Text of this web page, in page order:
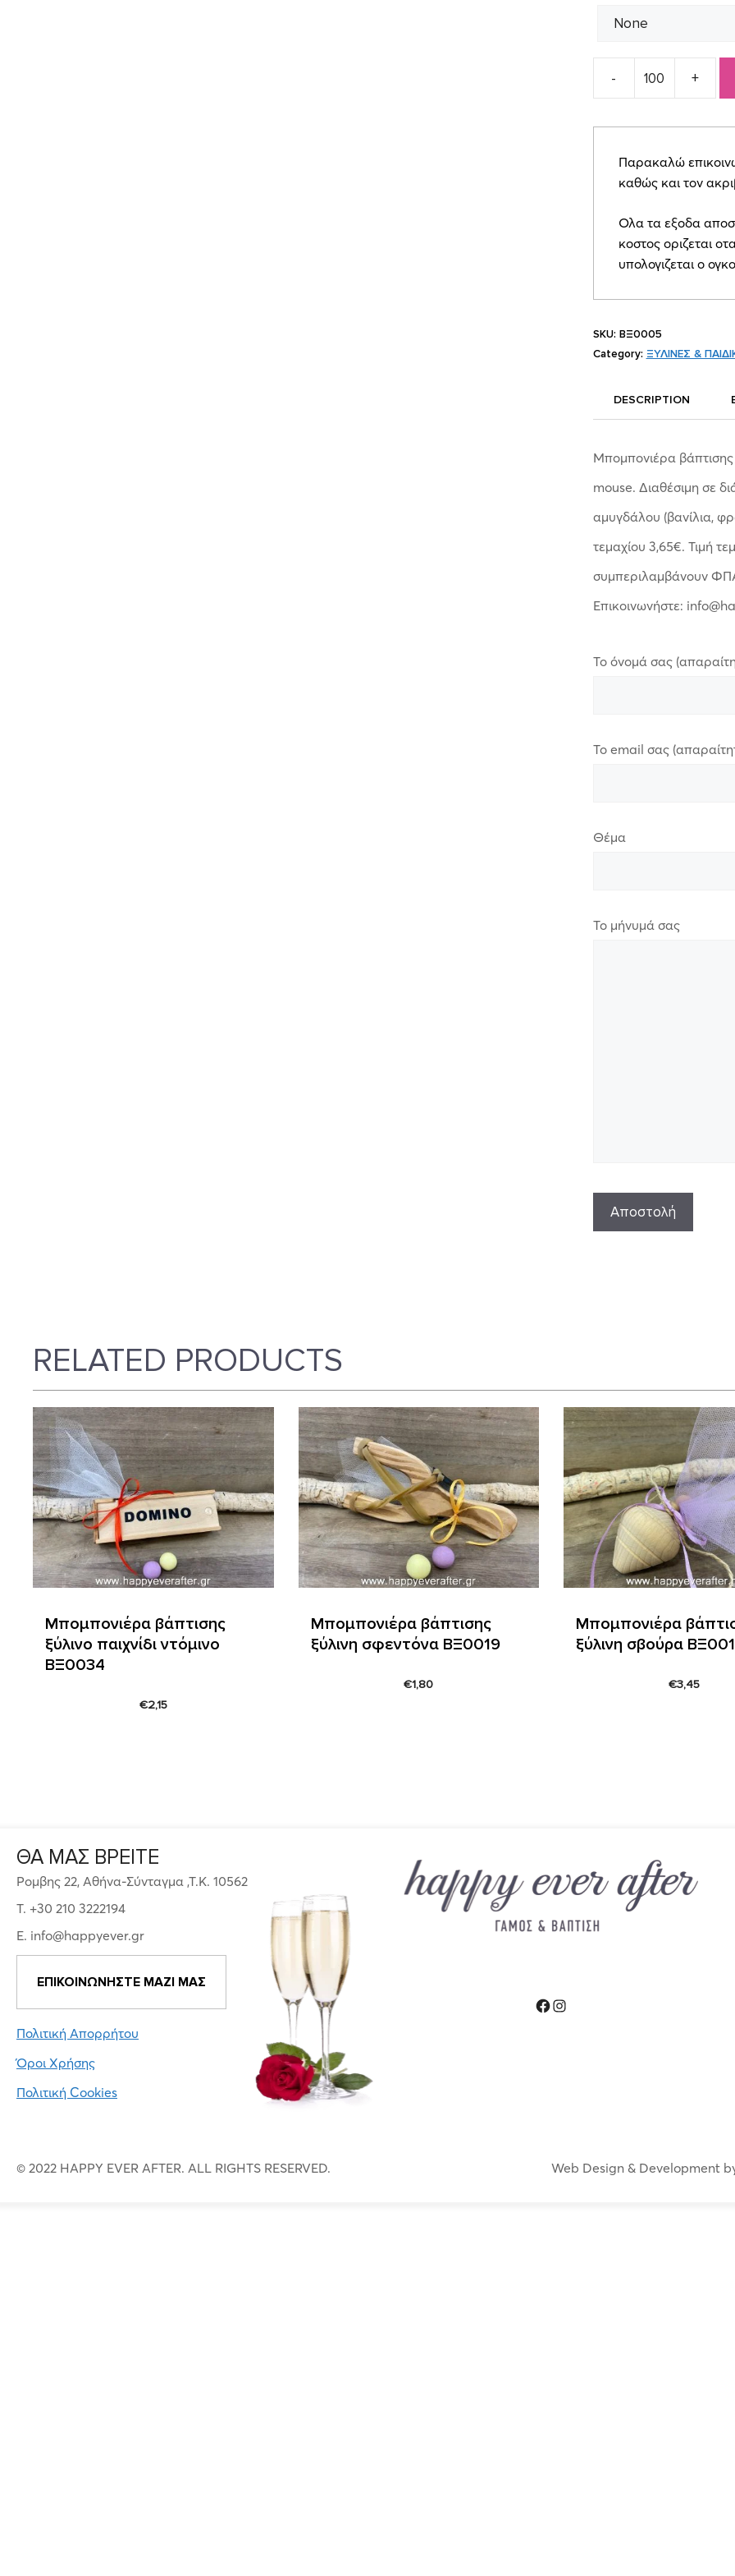
Μπομπονιέρα
ξύλινο
disney
ΒΞ0002
Παρακαλώ
καθώς και τον
Ολα τα εξοδα
κοστος οριζεται
υπολογιζεται ο
SKU: ΒΞ0005
Category: ΞΥΛΙΝΕΣ &
DESCRIPTION
Μπομπονιέρα
mouse. Διαθέσιμη σε
αμυγδάλου (βανίλια,
τεμαχίου 3,65€. Τιμή
συμπεριλαμβάνουν
Επικοινωνήστε:
Το όνομά σας
Το email σας
Θέμα
Το μήνυμά σας
RELATED PRODUCTS
Μπομπονιέρα βάπτισης
ξύλινο παιχνίδι ντόμινο
ΒΞ0034
€2,15
Μπομπονιέρα βάπτισης
ξύλινη σφεντόνα ΒΞ0019
€1,80
Μπομπονιέρα
ξύλινη σβούρα
€3,45
ΘΑ ΜΑΣ ΒΡΕΙΤΕ
Ρομβης 22, Αθήνα-Σύνταγμα ,Τ.Κ. 10562
T. +30 210 3222194
E. info@happyever.gr
ΕΠΙΚΟΙΝΩΝΗΣΤΕ ΜΑΖΙ ΜΑΣ
Πολιτική Απορρήτου
Όροι Χρήσης
Πολιτική Cookies
Facebook
Instagram
© 2022 HAPPY EVER AFTER. ALL RIGHTS RESERVED. Web Design & Development